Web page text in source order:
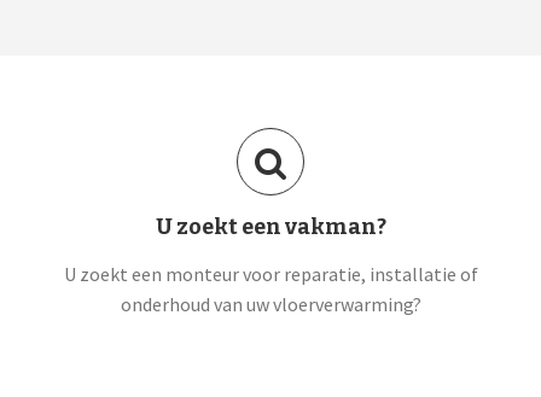
U zoekt een vakman?
U zoekt een monteur voor reparatie, installatie of
onderhoud van uw vloerverwarming?